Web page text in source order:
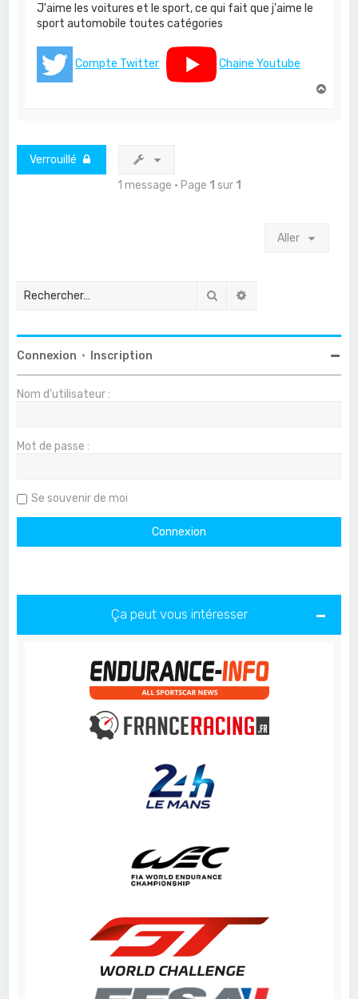
J'aime les voitures et le sport, ce qui fait que j'aime le
sport automobile toutes catégories
Compte Twitter
Chaine Youtube
Verrouillé
1 message • Page 1 sur 1
Aller
Rechercher
Connexion • Inscription
Nom d’utilisateur :
Mot de passe :
Se souvenir de moi
Ça peut vous intéresser